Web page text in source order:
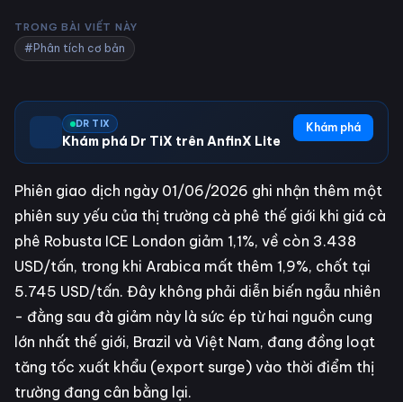
TRONG BÀI VIẾT NÀY
#Phân tích cơ bản
DR TIX
Khám phá Dr TiX trên AnfinX Lite
Khám phá
Phiên giao dịch ngày 01/06/2026 ghi nhận thêm một
phiên suy yếu của thị trường cà phê thế giới khi giá cà
phê Robusta ICE London giảm 1,1%, về còn 3.438
USD/tấn, trong khi Arabica mất thêm 1,9%, chốt tại
5.745 USD/tấn. Đây không phải diễn biến ngẫu nhiên
- đằng sau đà giảm này là sức ép từ hai nguồn cung
lớn nhất thế giới, Brazil và Việt Nam, đang đồng loạt
tăng tốc xuất khẩu (export surge) vào thời điểm thị
trường đang cân bằng lại.